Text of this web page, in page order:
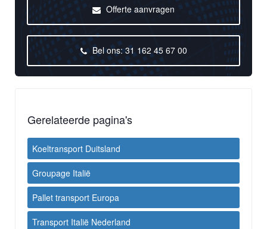
Offerte aanvragen
Bel ons: 31 162 45 67 00
Gerelateerde pagina's
Koeltransport Duitsland
Groupage Italië
Pallet transport Europa
Transport Italië Nederland